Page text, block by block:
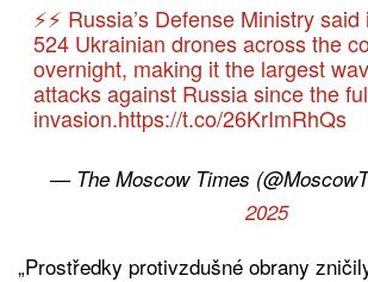
⚡️⚡️ Russia’s Defense Ministry
524 Ukrainian drones across the
overnight, making it the largest
attacks against Russia since the
invasion.https://t.co/26KrImRhQs
— The Moscow Times
2025
„Prostředky protivzdušné obrany